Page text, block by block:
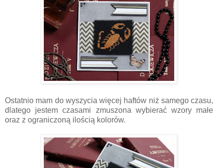
Ostatnio mam do wyszycia więcej haftów niż samego czasu,
dlatego jestem czasami zmuszona wybierać wzory małe
oraz z ograniczoną ilością kolorów.